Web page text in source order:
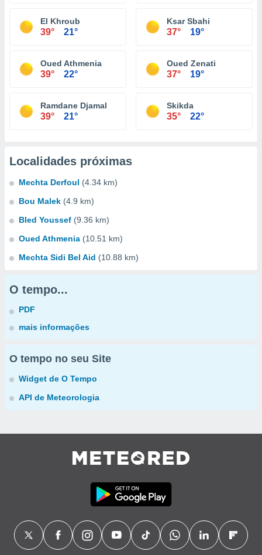
El Khroub
39° 21°
Ksar Sbahi
37° 19°
Oued Athmenia
39° 22°
Oued Zenati
37° 19°
Ramdane Djamal
39° 21°
Skikda
35° 22°
Localidades próximas
Mechta Derfoul (4.34 km)
Bou Malek (4.9 km)
Bled Youssef (9.36 km)
Oued Athmenia (10.51 km)
Mechta Sidi Bel Aid (10.88 km)
O tempo...
PDF
mais informações
O tempo no seu Site
Widget de O Tempo
API de Meteorologia